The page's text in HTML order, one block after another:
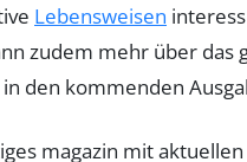
Lebensweisen
zudem mehr über
den kommenden